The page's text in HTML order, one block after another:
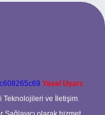
Yasal Uyarı:
Teknolojileri ve İletişim